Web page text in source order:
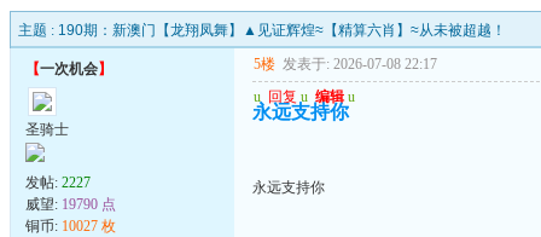
主题 : 190期：新澳门【龙翔凤舞】▲见证辉煌≈【精算六肖】≈从未被超越！
【一次机会】
圣骑士
发帖: 2227
威望: 19790 点
铜币: 10027 枚
5楼 发表于: 2026-07-08 22:17
u 回复 u 编辑 u
永远支持你
永远支持你